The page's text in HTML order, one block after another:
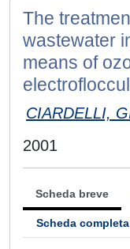
The
wastewater
means of
CIARDELLI,
2001
Scheda breve
Scheda completa